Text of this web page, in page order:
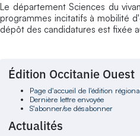
Le département Sciences du
programmes incitatifs à mobilité
dépôt des candidatures est fixée
Édition Occitanie Ouest
Page d'accueil de l'édition
Dernière lettre envoyée
S'abonner/se désabonner
Actualités